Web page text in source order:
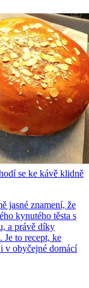
se ke kávě klidně
jasné znamení, že
kynutého těsta s
a právě díky
Je to recept, ke
v obyčejné domácí